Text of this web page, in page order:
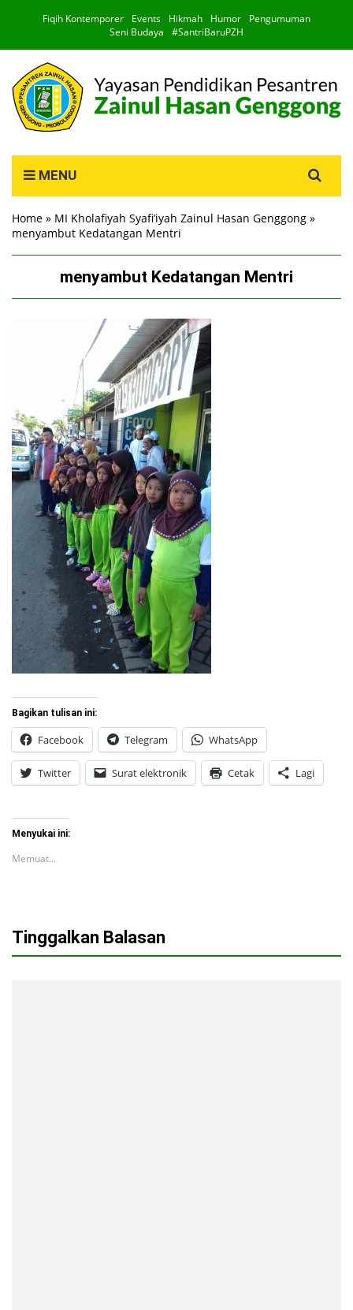
Fiqih Kontemporer Events Hikmah Humor
Pengumuman
Seni Budaya
#SantriBaruPZH
MENU
for:
Home » MI Kholafiyah Syafi’iyah Zainul Hasan Genggong »
menyambut Kedatangan Mentri
menyambut Kedatangan Mentri
Bagikan tulisan ini:
Facebook Telegram WhatsApp
Twitter Surat elektronik Cetak Lagi
Menyukai ini:
Memuat...
Tinggalkan Balasan